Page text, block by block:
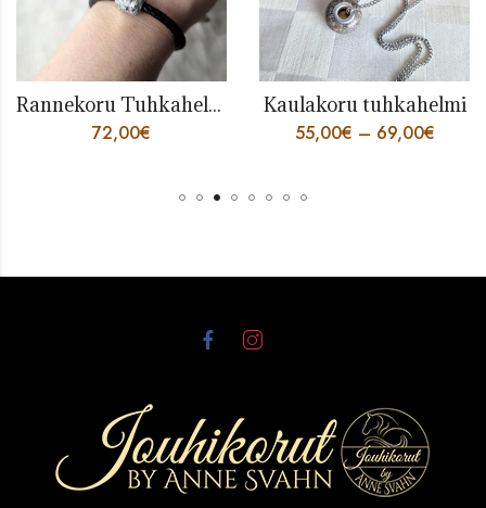
Kaulakoru tuhkahelmi
55,00€ – 69,00
Avaimenperä Virna, tuhkasydän
54,00€